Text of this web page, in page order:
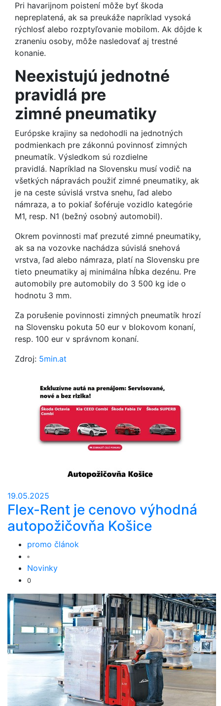
Pri havarijnom poistení môže byť škoda
nepreplatená, ak sa preukáže napríklad vysoká
rýchlosť alebo rozptyľovanie mobilom. Ak dôjde k
zraneniu osoby, môže nasledovať aj trestné
konanie.
Neexistujú jednotné
pravidlá pre
zimné pneumatiky
Európske krajiny sa nedohodli na jednotných
podmienkach pre zákonnú povinnosť zimných
pneumatík. Výsledkom sú rozdielne
pravidlá. Napríklad na Slovensku musí vodič na
všetkých nápravách použiť zimné pneumatiky, ak
je na ceste súvislá vrstva snehu, ľad alebo
námraza, a to pokiaľ šoféruje vozidlo kategórie
M1, resp. N1 (bežný osobný automobil).
Okrem povinnosti mať prezuté zimné pneumatiky,
ak sa na vozovke nachádza súvislá snehová
vrstva, ľad alebo námraza, platí na Slovensku pre
tieto pneumatiky aj minimálna hĺbka dezénu. Pre
automobily pre automobily do 3 500 kg ide o
hodnotu 3 mm.
Za porušenie povinnosti zimných pneumatík hrozí
na Slovensku pokuta 50 eur v blokovom konaní,
resp. 100 eur v správnom konaní.
Zdroj: 5min.at
19.05.2025
Flex-Rent je cenovo výhodná
autopožičovňa Košice
promo článok
Novinky
0